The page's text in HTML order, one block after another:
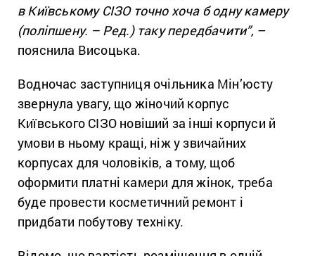
в Київському СІЗО точно хоча б одну камеру
(поліпшену. – Ред.) таку передбачити”, –
пояснила Висоцька.
Водночас заступниця очільника Мін’юсту
звернула увагу, що жіночий корпус
Київського СІЗО новіший за інші корпуси й
умови в ньому кращі, ніж у звичайних
корпусах для чоловіків, а тому, щоб
оформити платні камери для жінок, треба
буде провести косметичний ремонт і
придбати побутову техніку.